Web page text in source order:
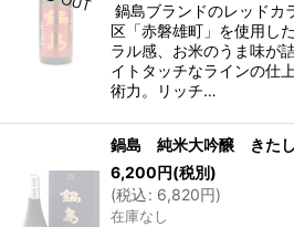
鍋島ブランドのレッドカ
区「赤磐雄町」を使用し
ラル感、お米のうま味が
イトタッチなラインの仕
術力。リッチ…
鍋島 純米大吟醸 きた
6,200円(税別)
(税込: 6,820円)
在庫なし